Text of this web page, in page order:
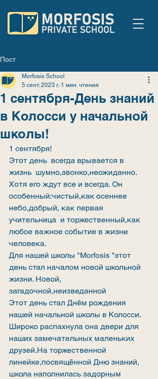
Пост
1 сентября-День знаний
в Колосси у начальной
школы!
Morfosis School
5 сент. 2023 г. 1 мин. чтения
1 сентября!
Этот день  всегда врывается в
жизнь  шумно,звонко,неожиданно.
Хотя его ждут все и всегда. Он
особенный:чистый,как осеннее
небо,добрый, как первая
учительница  и торжественный,как
любое важное событие в жизни
человека.
Для нашей школы "Morfosis "этот
день стал началом новой школьной
жизни. Новой,
загадочной,неизведанной
Этот день стал Днём рождения
нашей начальной школы в Колосси.
Широко распахнула она двери для
наших замечательных маленьких
друзей.На торжественной
линейке,посвящённой Дню знаний,
школа наполнилась задорным